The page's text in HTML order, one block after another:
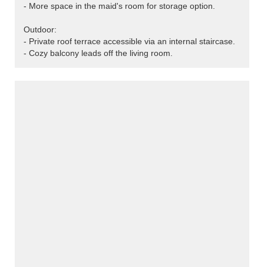
- More space in the maid's room for storage option.
Outdoor:
- Private roof terrace accessible via an internal staircase.
- Cozy balcony leads off the living room.